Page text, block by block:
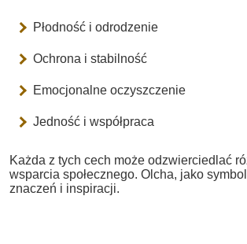
Płodność i odrodzenie
Ochrona i stabilność
Emocjonalne oczyszczenie
Jedność i współpraca
Każda z tych cech może odzwierciedlać
wsparcia społecznego. Olcha, jako
znaczeń i inspiracji.